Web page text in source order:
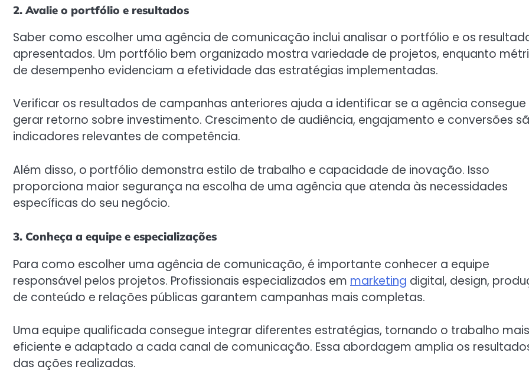
2. Avalie o portfólio e resultados
Saber como escolher uma agência de comunicação inclui analisar o portfólio e os
apresentados. Um portfólio bem organizado mostra variedade de projetos, enquanto
de desempenho evidenciam a efetividade das estratégias implementadas.
Verificar os resultados de campanhas anteriores ajuda a identificar se a agência consegue
gerar retorno sobre investimento. Crescimento de audiência, engajamento e conversões
indicadores relevantes de competência.
Além disso, o portfólio demonstra estilo de trabalho e capacidade de inovação. Isso
proporciona maior segurança na escolha de uma agência que atenda às necessidades
específicas do seu negócio.
3. Conheça a equipe e especializações
Para como escolher uma agência de comunicação, é importante conhecer a equipe
responsável pelos projetos. Profissionais especializados em marketing digital, design,
de conteúdo e relações públicas garantem campanhas mais completas.
Uma equipe qualificada consegue integrar diferentes estratégias, tornando o trabalho mais
eficiente e adaptado a cada canal de comunicação. Essa abordagem amplia os
das ações realizadas.